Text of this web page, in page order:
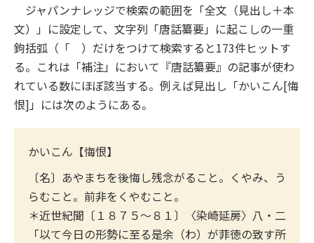
ジャパンナレッジで検索の範囲を「全文（見出し＋本
文）」に設定して、文字列「唐話纂要」に起こしの一重
鉤括弧（「 ）だけをつけて検索すると173件ヒットす
る。これは「補注」において『唐話纂要』の記事が使わ
れている数にほぼ該当する。例えば見出し「かいこん[悔
恨]」には次のようにある。
かいこん【悔恨】
〔名〕あやまちを後悔し残念がること。くやみ、う
らむこと。前非をくやむこと。
＊近世紀聞〔１８７５〜８１〕〈染崎延房〉八・二
「以て今日の形勢に至る是余（わ）が菲徳の致す所